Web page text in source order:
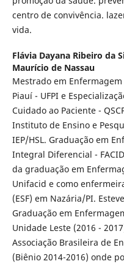
centro de convivência.
vida.
Flávia Dayana Ribeiro da
Maurício de Nassau
Mestrado em
Piauí - UFPI e
Cuidado ao Paciente -
Instituto de Ensino e
IEP/HSL. Graduação em
Integral Diferencial -
da graduação em
Unifacid e como
(ESF) em Nazária/PI.
Graduação em
Unidade Leste (2016 -
Associação Brasileira de
(Biênio 2014-2016) onde